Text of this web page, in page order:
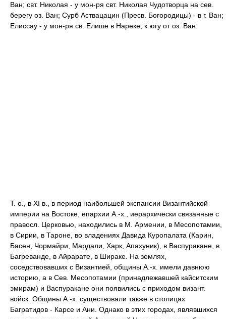
Ван; свт. Николая - у мон-ря свт. Николая Чудотворца на сев.
берегу оз. Ван; Сурб Аствацацин (Пресв. Богородицы) - в г. Ван;
Елиссау - у мон-ря св. Елише в Нареке, к югу от оз. Ван.
Т. о., в XI в., в период наибольшей экспансии Византийской
империи на Востоке, епархии А.-х., иерархически связанные с
правосл. Церковью, находились в М. Армении, в Месопотамии,
в Сирии, в Тароне, во владениях Давида Куропалата (Карин,
Басен, Чормайри, Мардали, Харк, Апахуник), в Васпуракане, в
Багреванде, в Айрарате, в Шираке. На землях,
соседствовавших с Византией, общины А.-х. имели давнюю
историю, а в Сев. Месопотамии (принадлежавшей кайситским
эмирам) и Васпуракане они появились с приходом визант.
войск. Общины А.-х. существовали также в столицах
Багратидов - Карсе и Ани. Однако в этих городах, являвшихся